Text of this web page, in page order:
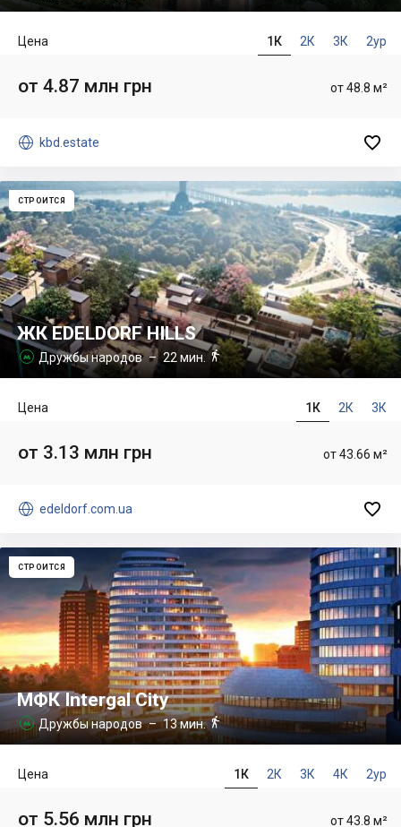
1К 2К 3К 2ур
Цена
от 48.8 м²
от 4.87 млн грн
 kbd.estate 
СТРОИТСЯ
ЖК EDELDORF HILLS
 Дружбы народов– 22 мин. 
1К 2К 3К
Цена
от 43.66 м²
от 3.13 млн грн
 edeldorf.com.ua 
СТРОИТСЯ
МФК Intergal City
 Дружбы народов– 13 мин.
1К 2К 3К 4К 2ур
Цена
от 43.8 м²
от 5.56 млн грн